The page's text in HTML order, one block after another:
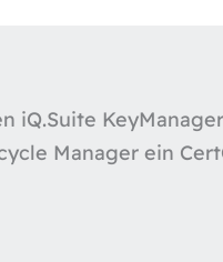
Manager ein